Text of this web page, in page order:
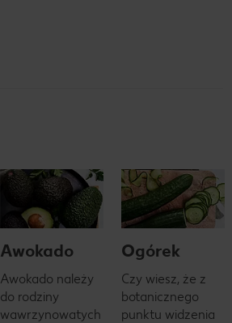
Awokado
Awokado należy
do rodziny
wawrzynowatych
Ogórek
Czy wiesz, że z
botanicznego
punktu widzenia